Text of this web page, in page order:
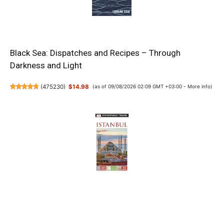
Black Sea: Dispatches and Recipes – Through
Darkness and Light
(475230) $14.98 (as of 09/08/2026 02:09 GMT +03:00 - More info)